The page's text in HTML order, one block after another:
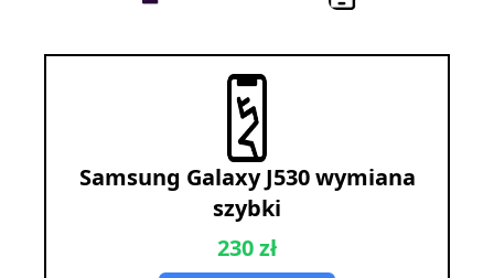
Samsung Galaxy J530 wymiana
szybki
230 zł